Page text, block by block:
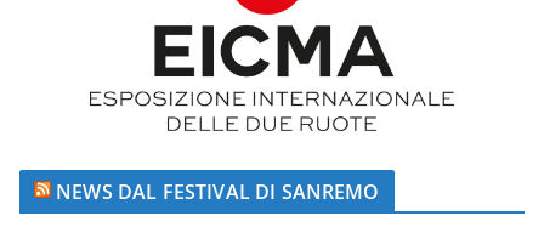
NEWS DAL FESTIVAL DI SANREMO